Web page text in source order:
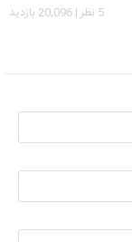
5 نظر | 20,096 بازدید